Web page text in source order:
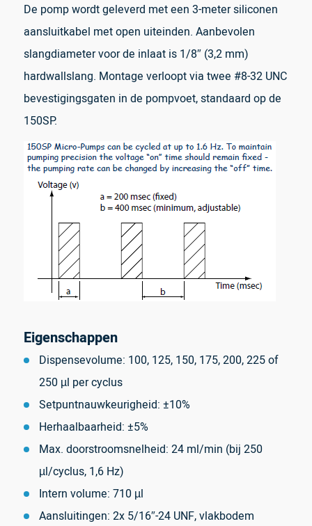
De pomp wordt geleverd met een 3-meter siliconen
aansluitkabel met open uiteinden. Aanbevolen
slangdiameter voor de inlaat is 1/8″ (3,2 mm)
hardwallslang. Montage verloopt via twee #8-32 UNC
bevestigingsgaten in de pompvoet, standaard op de
150SP.
Eigenschappen
Dispensevolume: 100, 125, 150, 175, 200, 225 of
250 µl per cyclus
Setpuntnauwkeurigheid: ±10%
Herhaalbaarheid: ±5%
Max. doorstroomsnelheid: 24 ml/min (bij 250
µl/cyclus, 1,6 Hz)
Intern volume: 710 µl
Aansluitingen: 2x 5/16″-24 UNF, vlakbodem